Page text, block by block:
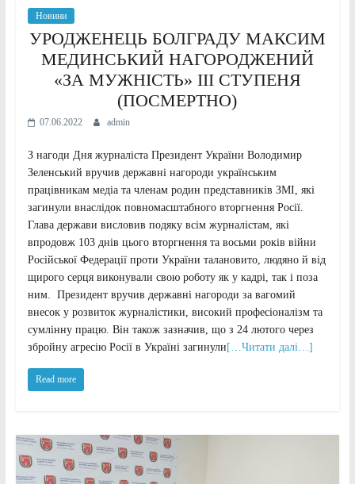
Новини
УРОДЖЕНЕЦЬ БОЛГРАДУ МАКСИМ
МЕДИНСЬКИЙ НАГОРОДЖЕНИЙ
«ЗА МУЖНІСТЬ» III СТУПЕНЯ
(ПОСМЕРТНО)
07.06.2022 admin
З нагоди Дня журналіста Президент України Володимир
Зеленський вручив державні нагороди українським
працівникам медіа та членам родин представників ЗМІ, які
загинули внаслідок повномасштабного вторгнення Росії.
Глава держави висловив подяку всім журналістам, які
впродовж 103 днів цього вторгнення та восьми років війни
Російської Федерації проти України талановито, людяно й від
щирого серця виконували свою роботу як у кадрі, так і поза
ним. Президент вручив державні нагороди за вагомий
внесок у розвиток журналістики, високий професіоналізм та
сумлінну працю. Він також зазначив, що з 24 лютого через
збройну агресію Росії в Україні загинули […Читати далі…]
Read more